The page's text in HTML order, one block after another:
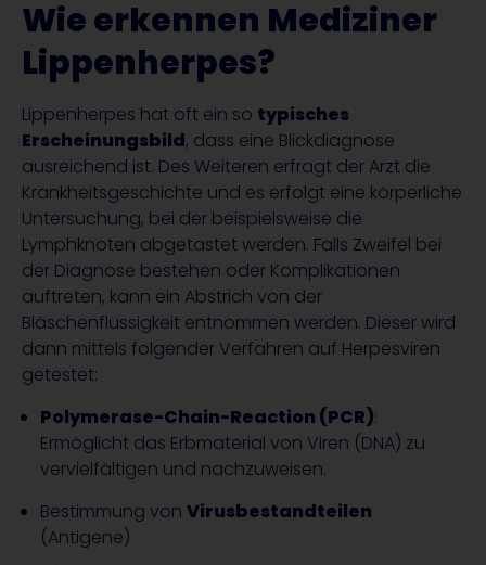
Wie erkennen Mediziner
Lippenherpes?
Lippenherpes hat oft ein so typisches
Erscheinungsbild, dass eine Blickdiagnose
ausreichend ist. Des Weiteren erfragt der Arzt die
Krankheitsgeschichte und es erfolgt eine körperliche
Untersuchung, bei der beispielsweise die
Lymphknoten abgetastet werden. Falls Zweifel bei
der Diagnose bestehen oder Komplikationen
auftreten, kann ein Abstrich von der
Bläschenflüssigkeit entnommen werden. Dieser wird
dann mittels folgender Verfahren auf Herpesviren
getestet:
Polymerase-Chain-Reaction (PCR):
Ermöglicht das Erbmaterial von Viren (DNA) zu
vervielfältigen und nachzuweisen.
Bestimmung von Virusbestandteilen
(Antigene)